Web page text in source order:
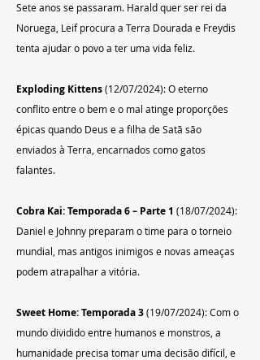
Sete anos se passaram. Harald quer ser rei da
Noruega, Leif procura a Terra Dourada e Freydis
tenta ajudar o povo a ter uma vida feliz.
Exploding Kittens (12/07/2024): O eterno
conflito entre o bem e o mal atinge proporções
épicas quando Deus e a filha de Satã são
enviados à Terra, encarnados como gatos
falantes.
Cobra Kai: Temporada 6 – Parte 1 (18/07/2024):
Daniel e Johnny preparam o time para o torneio
mundial, mas antigos inimigos e novas ameaças
podem atrapalhar a vitória.
Sweet Home: Temporada 3 (19/07/2024): Com o
mundo dividido entre humanos e monstros, a
humanidade precisa tomar uma decisão difícil, e